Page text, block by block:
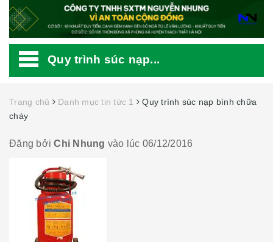
Quy trình súc nạp...
Trang chủ Danh mục tin tức 1
Quy trình súc nạp bình chữa
cháy
Đăng bởiChi Nhung vào lúc 06/12/2016